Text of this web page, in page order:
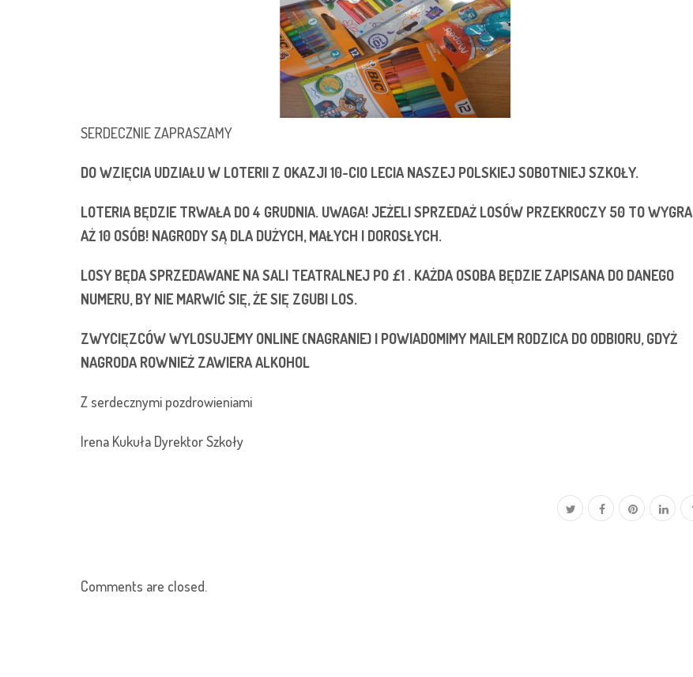
SERDECZNIE ZAPRASZAMY
DO WZIĘCIA UDZIAŁU W LOTERII Z OKAZJI 10-CIO LECIA NASZEJ POLSKIEJ SOBOTNIEJ SZKOŁY.
LOTERIA BĘDZIE TRWAŁA DO 4 GRUDNIA. UWAGA! JEŻELI SPRZEDAŻ LOSÓW PRZEKROCZY 50 TO WYGRA
AŻ 10 OSÓB! NAGRODY SĄ DLA DUŻYCH, MAŁYCH I DOROSŁYCH.
LOSY BĘDA SPRZEDAWANE NA SALI TEATRALNEJ PO £1 . KAŻDA OSOBA BĘDZIE ZAPISANA DO DANEGO
NUMERU, BY NIE MARWIĆ SIĘ, ŻE SIĘ ZGUBI LOS.
ZWYCIĘZCÓW WYLOSUJEMY ONLINE (NAGRANIE) I POWIADOMIMY MAILEM RODZICA DO ODBIORU, GDYŻ
NAGRODA ROWNIEŻ ZAWIERA ALKOHOL
Z serdecznymi pozdrowieniami
Irena Kukuła Dyrektor Szkoły
Comments are closed.